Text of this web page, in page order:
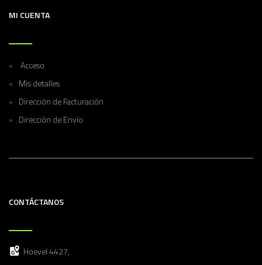
MI CUENTA
Acceso
Mis detalles
Dirección de Facturación
Dirección de Envío
CONTÁCTANOS
Hoevel 4427,